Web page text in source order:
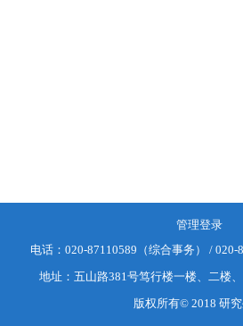
管理登录
电话： 020-87110589（综合事务） / 020-
地址： 五山路381号笃行楼一楼、二楼
版权所有© 2018 研